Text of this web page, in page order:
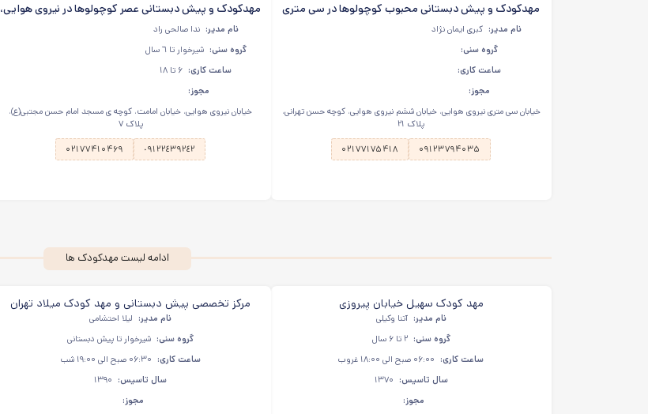
مهدکودک و پیش دبستانی محبوب کوچولوها در سی متری
نیروی هوایی
نام مدیر: کبری ایمان نژاد
گروه سنی:
ساعت کاری:
مجوز:
خیابان سی متری نیروی هوایی، خیابان ششم نیروی هوایی، کوچه حسن تهرانی،
پلاک ۲۱
۰۹۱۲۳۷۹۴۰۳۵
۰۲۱۷۷۱۷۵۴۱۸
مهدکودک و پیش دبستانی عصر کوچولوها در نیروی هوایی،
نام مدیر: ندا صالحی راد
گروه سنی: شیرخوار تا ٦ سال
ساعت کاری: ۶ تا ۱۸
مجوز:
خیابان نیروی هوایی، خیابان امامت، کوچه ی مسجد امام حسن مجتبی(ع)،
پلاک ٧
٠٩١٢٢٤٣٩٢٤٢
۰۲۱۷۷۴۱۰۴۶۹
ادامه لیست مهدکودک ها
مهد کودک سهیل خیابان پیروزی
نام مدیر: آتنا وکیلی
گروه سنی: ۲ تا ۶ سال
ساعت کاری: ۰۶:۰۰ صبح الی ۱۸:۰۰ غروب
سال تاسیس: ۱۳۷۰
مجوز:
مرکز تخصصی پیش دبستانی و مهد کودک میلاد تهران
خیابان پیروزی
نام مدیر: لیلا احتشامی
گروه سنی: شیرخوار تا پیش دبستانی
ساعت کاری: ۰۶:۳۰ صبح الی ۱۹:۰۰ شب
سال تاسیس: ۱۳۹۰
مجوز: